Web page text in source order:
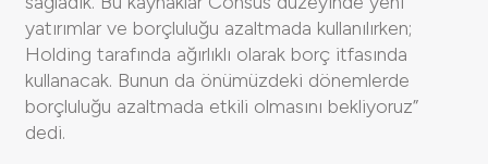
yatırımlar ve borçluluğu azaltmada kullanılırken;
Holding tarafında ağırlıklı olarak borç itfasında
kullanacak. Bunun da önümüzdeki dönemlerde
borçluluğu azaltmada etkili olmasını bekliyoruz”
dedi.